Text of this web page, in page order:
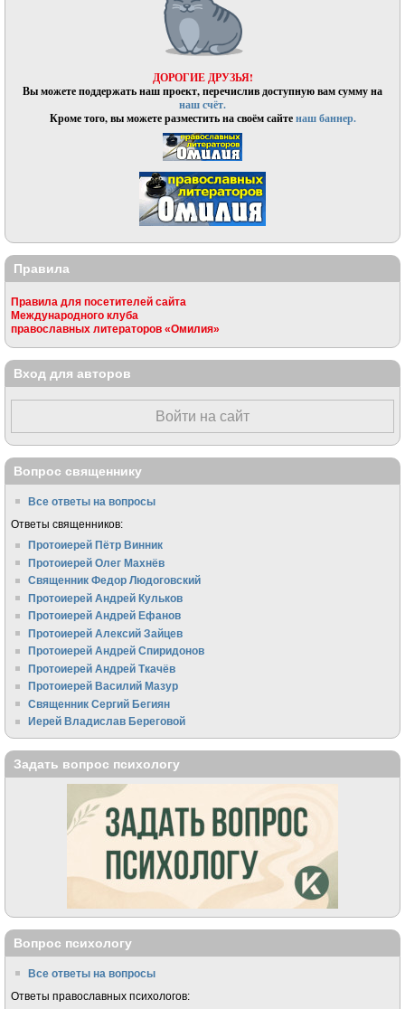
ДОРОГИЕ ДРУЗЬЯ!
Вы можете поддержать наш проект, перечислив доступную вам сумму на
наш счёт.
Кроме того, вы можете разместить на своём сайтенаш баннер.
Правила
Правила для посетителей сайта
Международного клуба
православных литераторов «Омилия»
Вход для авторов
Войти на сайт
Вопрос священнику
Все ответы на вопросы
Ответы священников:
Протоиерей Пётр Винник
Протоиерей Олег Махнёв
Священник Федор Людоговский
Протоиерей Андрей Кульков
Протоиерей Андрей Ефанов
Протоиерей Алексий Зайцев
Протоиерей Андрей Спиридонов
Протоиерей Андрей Ткачёв
Протоиерей Василий Мазур
Священник Сергий Бегиян
Иерей Владислав Береговой
Задать вопрос психологу
Вопрос психологу
Все ответы на вопросы
Ответы православных психологов: